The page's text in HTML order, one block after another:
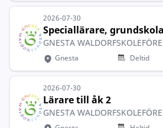
2026-07-30
Speciallärare, grundskola
GNESTA
Gnesta Deltid
2026-07-30
Lärare till åk 2
GNESTA